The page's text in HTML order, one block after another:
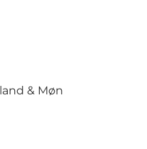
& Møn